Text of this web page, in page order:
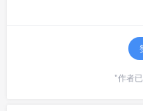
"作者